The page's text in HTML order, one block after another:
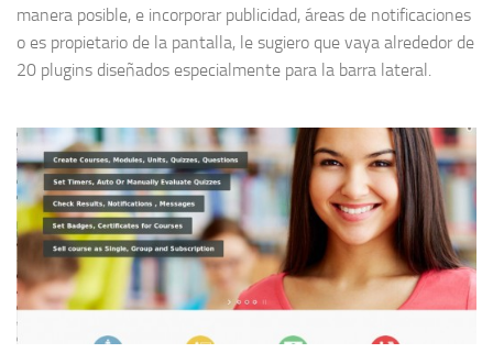
manera posible, e incorporar publicidad, áreas de notificaciones
o es propietario de la pantalla, le sugiero que vaya alrededor de
20 plugins diseñados especialmente para la barra lateral.